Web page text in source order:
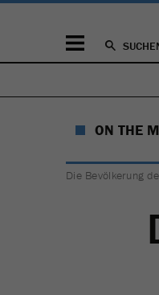
ON THE
Die Bevölkerung